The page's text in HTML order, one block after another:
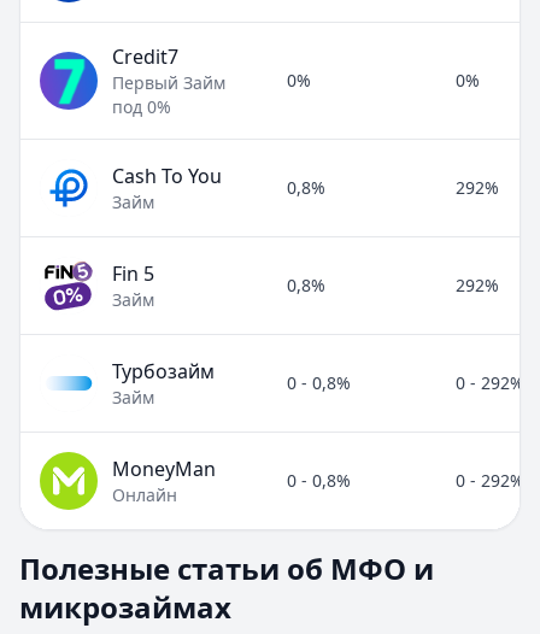
Credit7
Первый Займ
под 0%
0% 0%
Cash To You
Займ
0,8% 292%
Fin 5
Займ
0,8% 292%
Турбозайм
Займ
0 - 0,8% 0 - 292%
MoneyMan
Онлайн
0 - 0,8% 0 - 292%
Раздел:МФО и микрозаймы. Всего статей: 8.
Займ под расписку
Полезные статьи об МФО и
микрозаймах